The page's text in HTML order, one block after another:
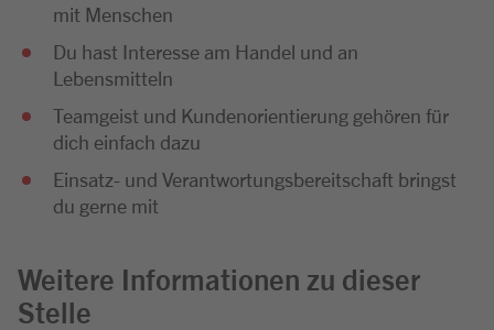
mit Menschen
Du hast Interesse am Handel und an
Lebensmitteln
Teamgeist und Kundenorientierung gehören für
dich einfach dazu
Einsatz- und Verantwortungsbereitschaft bringst
du gerne mit
Weitere Informationen zu dieser
Stelle